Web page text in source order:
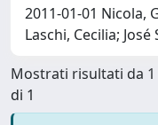
2011-01-01 Nicola,
Laschi, Cecilia;
Mostrati risultati da 1
di 1